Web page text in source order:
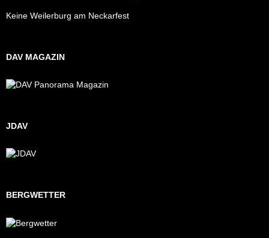
Keine Weilerburg am Neckarfest
DAV MAGAZIN
JDAV
BERGWETTER